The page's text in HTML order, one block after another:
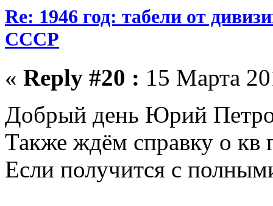
Re: 1946 год: табели от
СССР
« Reply #20 : 15 Марта
Добрый день Юрий
Также ждём справку о кв
Если получится с